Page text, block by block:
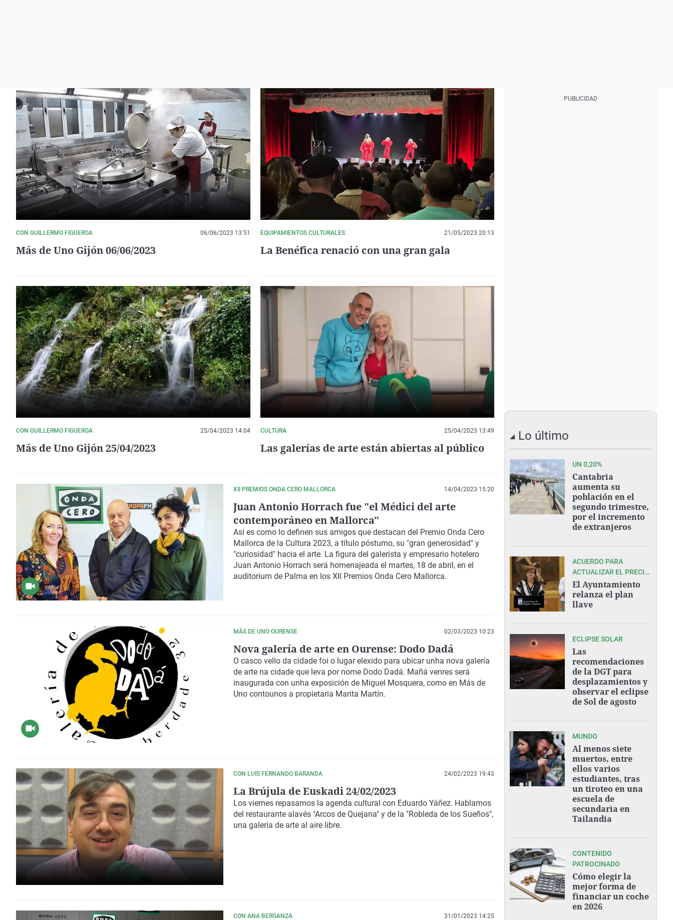
CON GUILLERMO FIGUEROA 06/06/2023 13:51
Más de Uno Gijón 06/06/2023
EQUIPAMIENTOS CULTURALES 21/05/2023 20:13
La Benéfica renació con una gran gala
CON GUILLERMO FIGUEROA 25/04/2023 14:04
Más de Uno Gijón 25/04/2023
CULTURA 25/04/2023 13:49
Las galerías de arte están abiertas al público
XII PREMIOS ONDA CERO MALLORCA 14/04/2023 15:20
Juan Antonio Horrach fue "el Médici del arte
contemporáneo en Mallorca"
Así es como lo definen sus amigos que destacan del Premio Onda Cero
Mallorca de la Cultura 2023, a título póstumo, su "gran generosidad" y
"curiosidad" hacia el arte. La figura del galerista y empresario hotelero
Juan Antonio Horrach será homenajeada el martes, 18 de abril, en el
auditorium de Palma en los XII Premios Onda Cero Mallorca.
MÁS DE UNO OURENSE 02/03/2023 10:23
Nova galería de arte en Ourense: Dodo Dadá
O casco vello da cidade foi o lugar elexido para ubicar unha nova galería
de arte na cidade que leva por nome Dodo Dadá. Mañá venres será
inaugurada con unha exposición de Miguel Mosquera, como en Más de
Uno contounos a propietaria Marita Martín.
CON LUIS FERNANDO BARANDA 24/02/2023 19:43
La Brújula de Euskadi 24/02/2023
Los viernes repasamos la agenda cultural con Eduardo Yáñez. Hablamos
del restaurante alavés "Arcos de Quejana" y de la "Robleda de los Sueños",
una galería de arte al aire libre.
CON ANA BERGANZA 31/01/2023 14:25
Lo último
UN 0,20%
Cantabria
aumenta su
población en el
segundo trimestre,
por el incremento
de extranjeros
ACUERDO PARA
ACTUALIZAR EL PRECIO
DEL MÓDULO DE LA
VIVIENDA PROTEGIDA
El Ayuntamiento
relanza el plan
llave
ECLIPSE SOLAR
Las
recomendaciones
de la DGT para
desplazamientos y
observar el eclipse
de Sol de agosto
MUNDO
Al menos siete
muertos, entre
ellos varios
estudiantes, tras
un tiroteo en una
escuela de
secundaria en
Tailandia
CONTENIDO
PATROCINADO
Cómo elegir la
mejor forma de
financiar un coche
en 2026